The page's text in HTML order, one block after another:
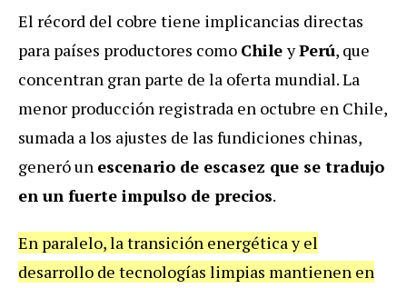
El récord del cobre tiene implicancias directas
para países productores como ChileyPerú, que
concentran gran parte de la oferta mundial. La
menor producción registrada en octubre en Chile,
sumada a los ajustes de las fundiciones chinas,
generó un escenario de escasez que se tradujo
en un fuerte impulso de precios.
En paralelo, la transición energética y el
desarrollo de tecnologías limpias mantienen en